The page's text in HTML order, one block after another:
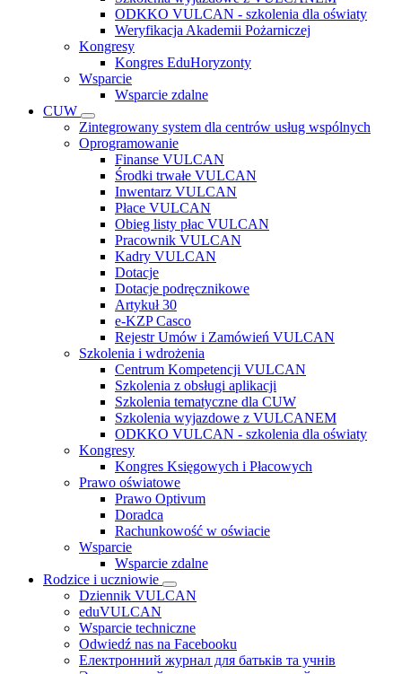
ODKKO VULCAN - szkolenia dla oświaty
Weryfikacja Akademii Pożarniczej
Kongresy
Kongres EduHoryzonty
Wsparcie
Wsparcie zdalne
CUW
Zintegrowany system dla centrów usług wspólnych
Oprogramowanie
Finanse VULCAN
Środki trwałe VULCAN
Inwentarz VULCAN
Płace VULCAN
Obieg listy płac VULCAN
Pracownik VULCAN
Kadry VULCAN
Dotacje
Dotacje podręcznikowe
Artykuł 30
e-KZP Casco
Rejestr Umów i Zamówień VULCAN
Szkolenia i wdrożenia
Centrum Kompetencji VULCAN
Szkolenia z obsługi aplikacji
Szkolenia tematyczne dla CUW
Szkolenia wyjazdowe z VULCANEM
ODKKO VULCAN - szkolenia dla oświaty
Kongresy
Kongres Księgowych i Płacowych
Prawo oświatowe
Prawo Optivum
Doradca
Rachunkowość w oświacie
Wsparcie
Wsparcie zdalne
Rodzice i uczniowie
Dziennik VULCAN
eduVULCAN
Wsparcie techniczne
Odwiedź nas na Facebooku
Електронний журнал для батьків та учнів